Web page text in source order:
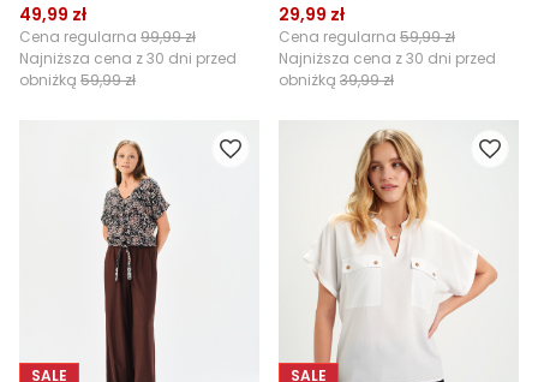
49,99 zł
Cena regularna 99,99 zł
Najniższa cena z 30 dni przed
obniżką 59,99 zł
29,99 zł
Cena regularna 59,99 zł
Najniższa cena z 30 dni przed
obniżką 39,99 zł
SALE
SALE